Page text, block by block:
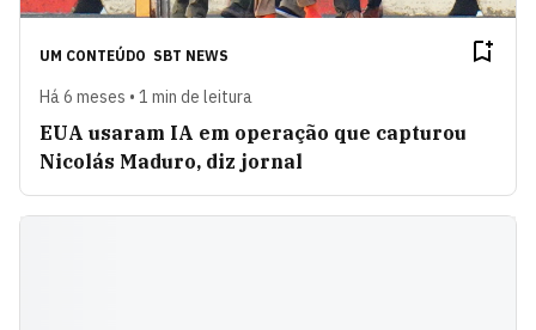
UM CONTEÚDO SBT NEWS
Há 6 meses • 1 min de leitura
EUA usaram IA em operação que capturou
Nicolás Maduro, diz jornal